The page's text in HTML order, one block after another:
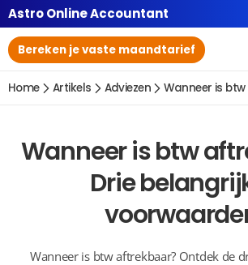
Astro Online Accountant
Bereken je vaste maandtarief
Home Artikels Adviezen Wanneer is
Wanneer is btw
Drie
Wanneer is btw aftrekbaar? Ontdek de